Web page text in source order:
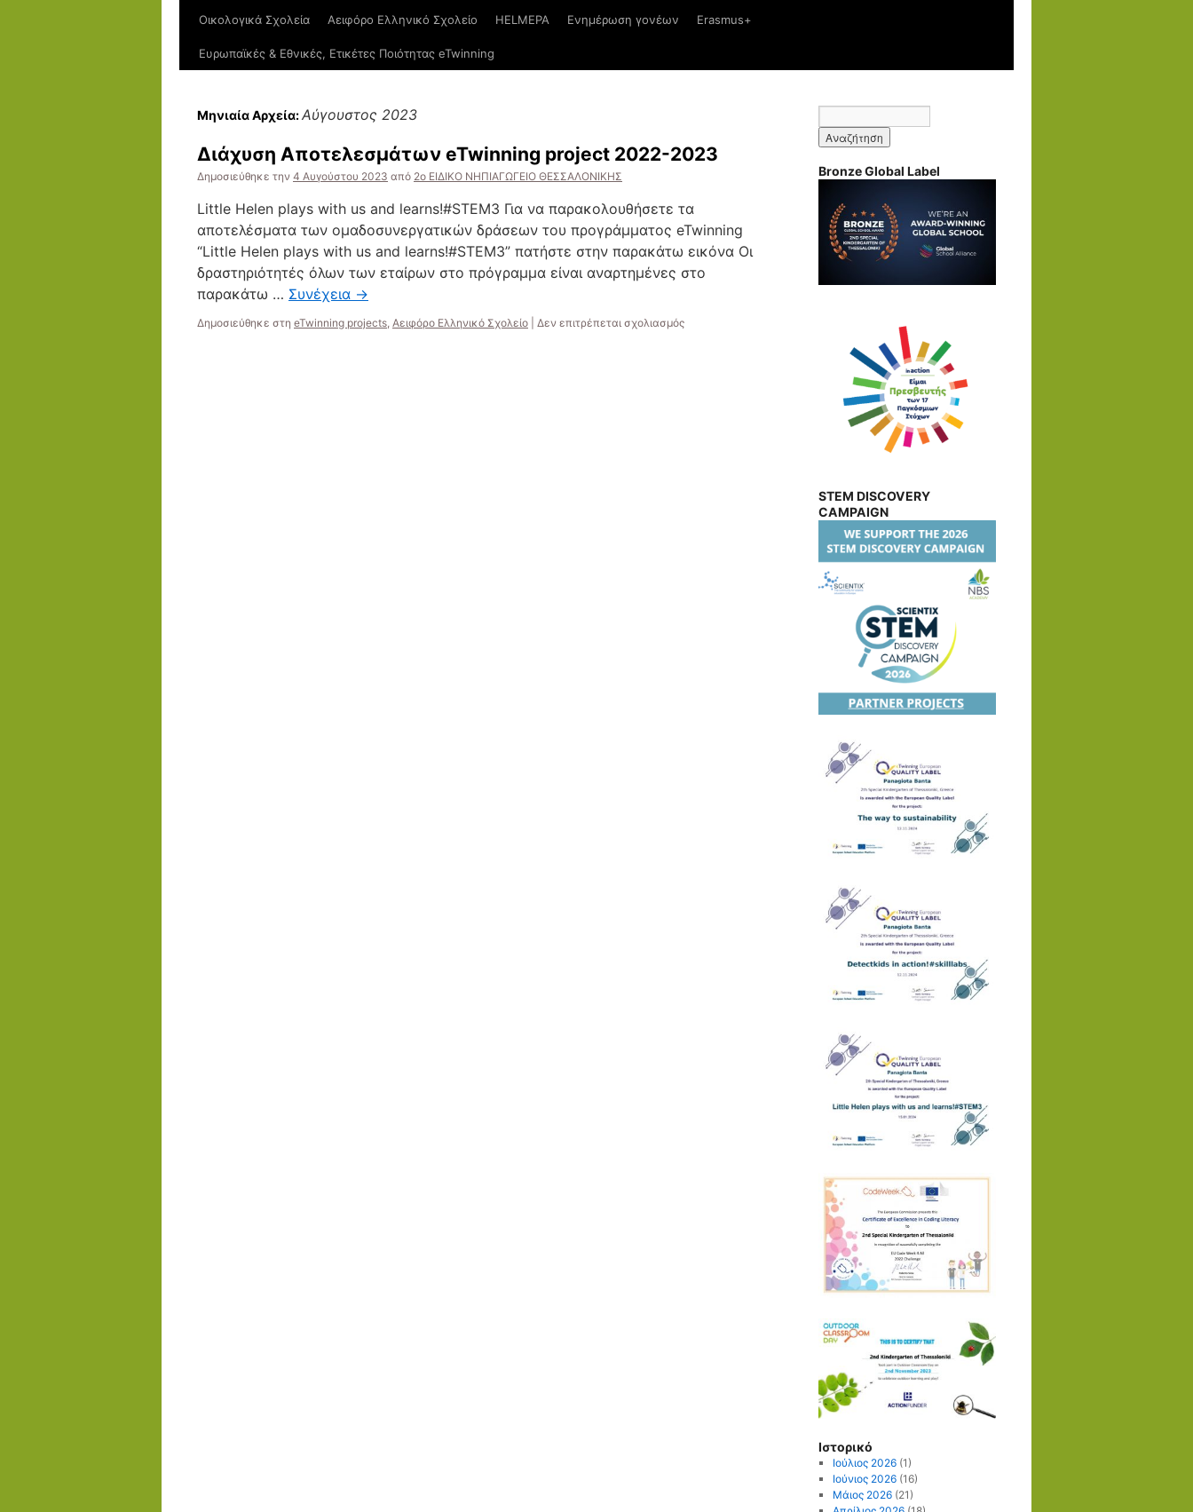
Οικολογικά Σχολεία Αειφόρο Ελληνικό Σχολείο HELMEPA Ενημέρωση γονέων Erasmus+
Ευρωπαϊκές & Εθνικές, Ετικέτες Ποιότητας eTwinning
Μηνιαία Αρχεία:Αύγουστος 2023
Διάχυση Αποτελεσμάτων eTwinning project 2022-2023
Δημοσιεύθηκε την 4 Αυγούστου 2023 από 2ο ΕΙΔΙΚΟ ΝΗΠΙΑΓΩΓΕΙΟ ΘΕΣΣΑΛΟΝΙΚΗΣ
Little Helen plays with us and learns!#STEM3 Για να παρακολουθήσετε τα
αποτελέσματα των ομαδοσυνεργατικών δράσεων του προγράμματος eTwinning
“Little Helen plays with us and learns!#STEM3” πατήστε στην παρακάτω εικόνα Οι
δραστηριότητές όλων των εταίρων στο πρόγραμμα είναι αναρτημένες στο
παρακάτω … Συνέχεια →
Δημοσιεύθηκε στη eTwinning projects, Αειφόρο Ελληνικό Σχολείο Δεν επιτρέπεται σχολιασμόςστο
Bronze Global Label
STEM DISCOVERY
CAMPAIGN
Ιστορικό
Ιούλιος 2026(1)
Ιούνιος 2026(16)
Μάιος 2026(21)